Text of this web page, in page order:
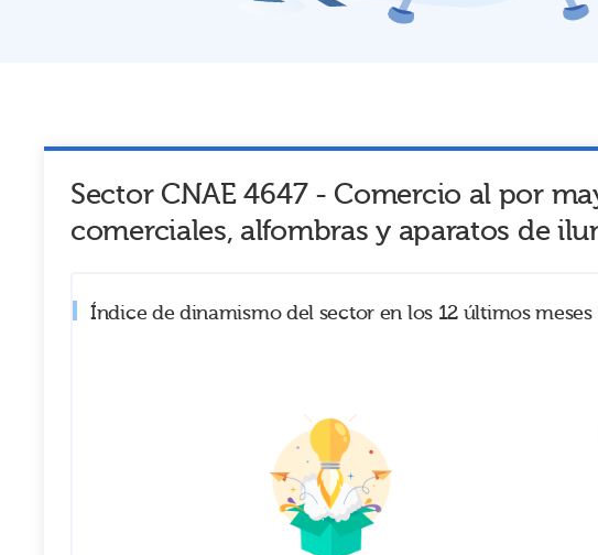
Sector CNAE4647- Comercio al por
comerciales, alfombras y aparatos de
Índice de dinamismo del sector en los 12 últimos meses